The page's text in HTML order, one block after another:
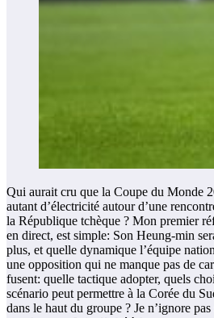
Qui aurait cru que la Coupe du Monde
autant d’électricité autour d’une
la République tchèque ? Mon premier
en direct, est simple: Son Heung-min
plus, et quelle dynamique l’équipe
une opposition qui ne manque pas de
fusent: quelle tactique adopter, quels
scénario peut permettre à la Corée du
dans le haut du groupe ? Je n’ignore